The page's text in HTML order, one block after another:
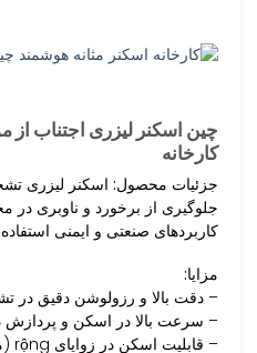
چین اسکنر لیزری اجتناب از
کارخانه
جزئیات محصول: اسکنر لیزری
کاربردهای صنعتی و ایمنی
مزایا:
– دقت بالا و رزولوشن دقیق در
– سرعت بالا در اسکن و پردازش